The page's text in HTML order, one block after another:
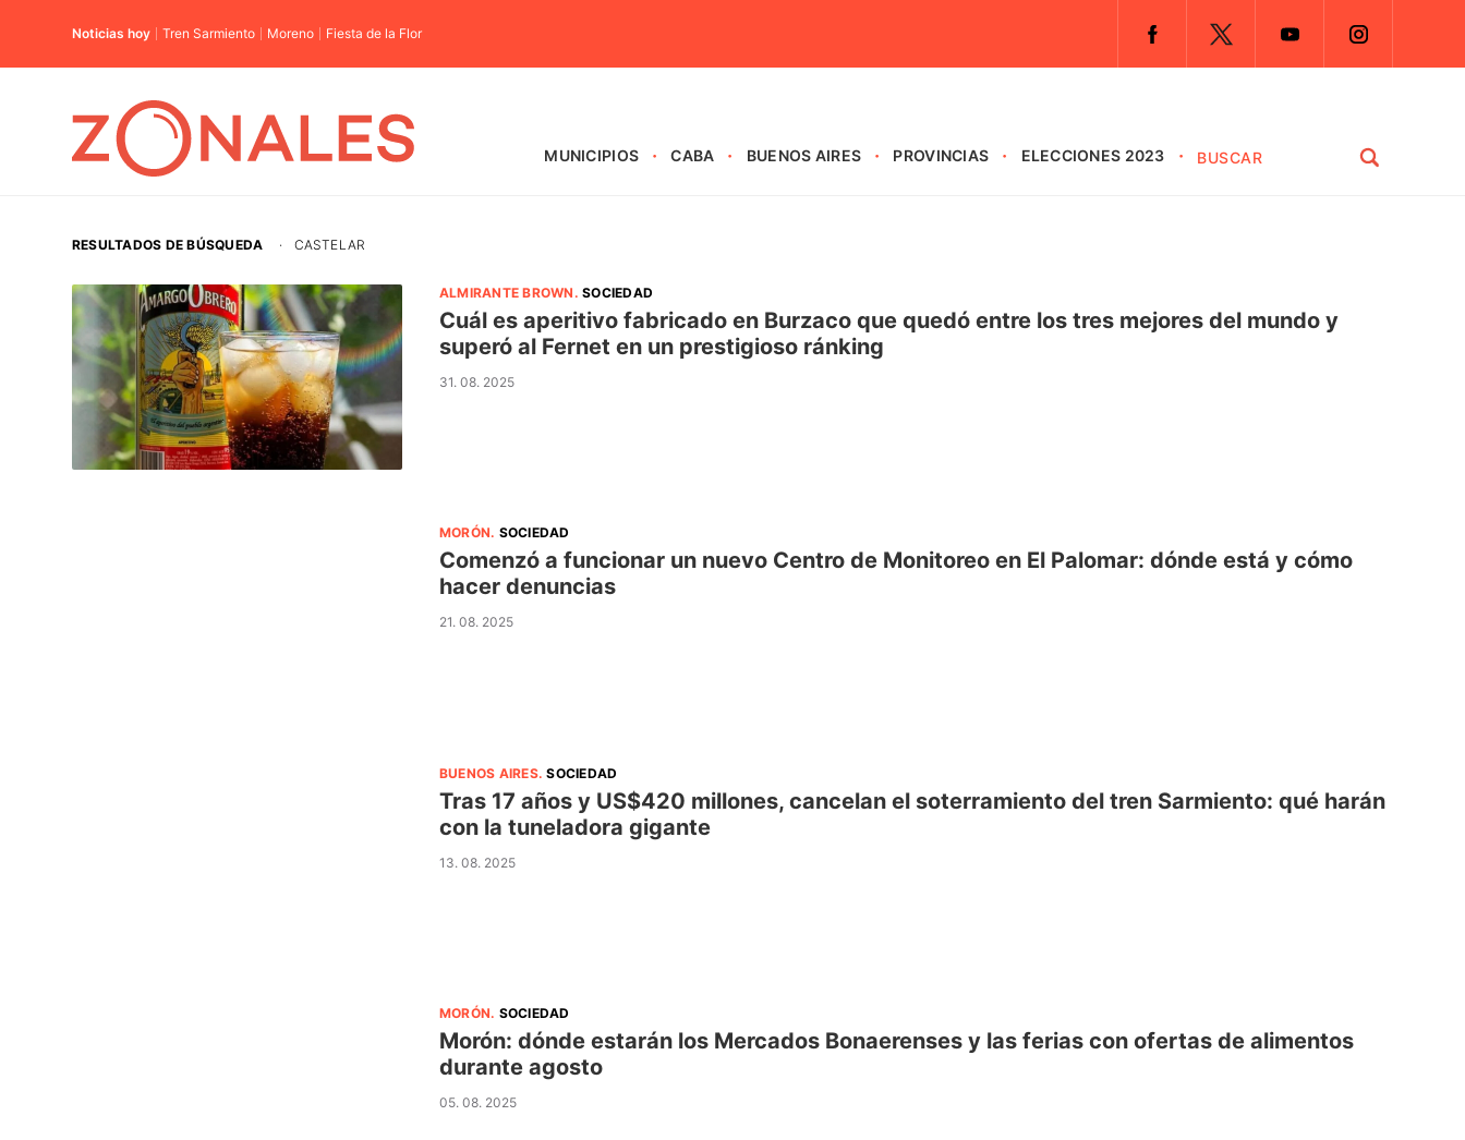
Noticias hoy Tren Sarmiento Moreno Fiesta de la Flor
MUNICIPIOS CABA BUENOS AIRES PROVINCIAS ELECCIONES 2023
RESULTADOS DE BÚSQUEDA · CASTELAR
ALMIRANTE BROWN .SOCIEDAD
Cuál es aperitivo fabricado en Burzaco que quedó entre los tres mejores del mundo y
superó al Fernet en un prestigioso ránking
31. 08. 2025
MORÓN. SOCIEDAD
Comenzó a funcionar un nuevo Centro de Monitoreo en El Palomar: dónde está y cómo
hacer denuncias
21. 08. 2025
BUENOS AIRES.SOCIEDAD
Tras 17 años y US$420 millones, cancelan el soterramiento del tren Sarmiento: qué harán
con la tuneladora gigante
13. 08. 2025
MORÓN. SOCIEDAD
Morón: dónde estarán los Mercados Bonaerenses y las ferias con ofertas de alimentos
durante agosto
05. 08. 2025